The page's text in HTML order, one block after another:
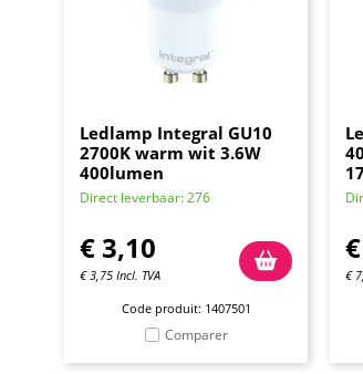
Ledlamp Integral GU10
2700K warm wit 3.6W
400lumen
Direct leverbaar: 276
€ 3,10
€3,75 Incl. TVA
Code produit: 1407501
Comparer
€
€